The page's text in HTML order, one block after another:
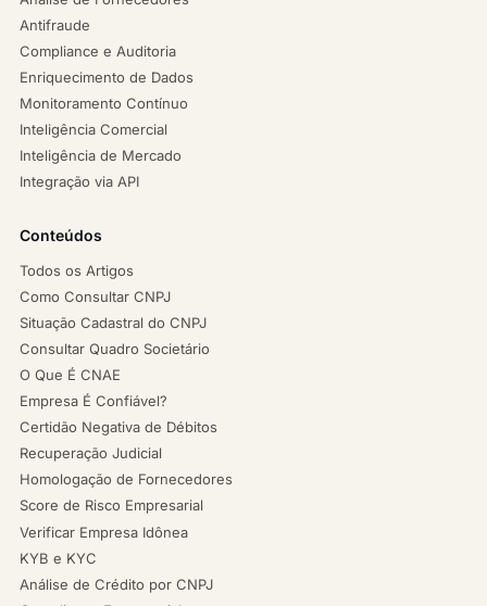
Antifraude
Compliance e Auditoria
Enriquecimento de Dados
Monitoramento Contínuo
Inteligência Comercial
Inteligência de Mercado
Integração via API
Conteúdos
Todos os Artigos
Como Consultar CNPJ
Situação Cadastral do CNPJ
Consultar Quadro Societário
O Que É CNAE
Empresa É Confiável?
Certidão Negativa de Débitos
Recuperação Judicial
Homologação de Fornecedores
Score de Risco Empresarial
Verificar Empresa Idônea
KYB e KYC
Análise de Crédito por CNPJ